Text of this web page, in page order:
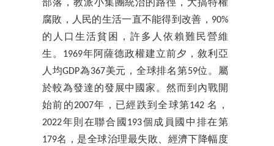
部落，教派小集團統治的路徑，大搞特權
腐敗，人民的生活一直不能得到改善，90%
的人口生活貧困，許多人依賴難民營維
生。1969年阿薩德政權建立前夕，敘利亞
人均GDP為367美元，全球排名第59位。屬
於較為發達的發展中國家。然而到內戰開
始前的2007年，已經跌到全球第142 名，
2022年則在聯合國193個成員國中排在第
179名，是全球治理最失敗、經濟下降幅度